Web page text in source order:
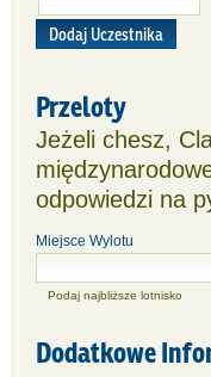
Dodaj Uczestnika
Przeloty
Jeżeli chesz,
odpowiedzi na
Miejsce Wylotu
Podaj najbliższe lotnisko
Dodatkowe